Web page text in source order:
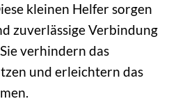
kleinen Helfer sorgen
zuverlässige Verbindung
verhindern das
und erleichtern das